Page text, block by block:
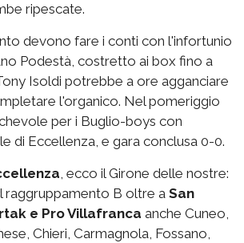
ripescate.
devono fare i conti con l'infortunio
Podestà, costretto ai box fino a
Isoldi potrebbe a ore agganciare
l'organico. Nel pomeriggio
per i Buglio-boys con
di Eccellenza, e gara conclusa 0-0.
, ecco il Girone delle nostre:
raggruppamento B oltre a San
e Pro Villafranca anche Cuneo,
Chieri, Carmagnola, Fossano,